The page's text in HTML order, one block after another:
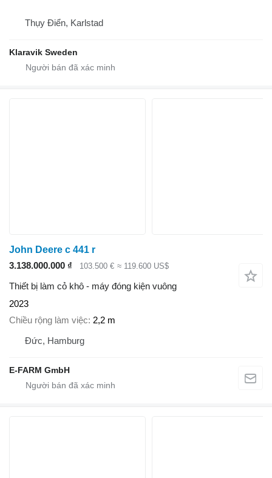
Thụy Điển, Karlstad
Klaravik Sweden
John Deere c 441 r
3.138.000.000 ₫
103.500 € ≈ 119.600 US$
Thiết bị làm cỏ khô - máy đóng kiện vuông
2023
Chiều rộng làm việc 2,2 m
Đức, Hamburg
E-FARM GmbH